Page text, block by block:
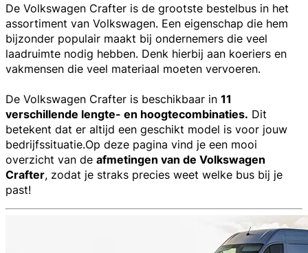
De Volkswagen Crafter is de grootste bestelbus in het
assortiment van Volkswagen. Een eigenschap die hem
bijzonder populair maakt bij ondernemers die veel
laadruimte nodig hebben. Denk hierbij aan koeriers en
vakmensen die veel materiaal moeten vervoeren.
De Volkswagen Crafter is beschikbaar in 11
verschillende lengte- en hoogtecombinaties. Dit
betekent dat er altijd een geschikt model is voor jouw
bedrijfssituatie.Op deze pagina vind je een mooi
overzicht van de afmetingen van de Volkswagen
Crafter, zodat je straks precies weet welke bus bij je
past!